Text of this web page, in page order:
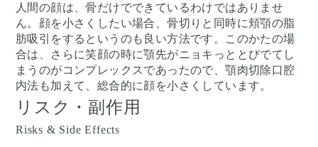
人間の顔は、骨だけでできているわけではありませ
ん。顔を小さくしたい場合、骨切りと同時に頬顎の脂
肪吸引をするというのも良い方法です。このかたの場
合は、さらに笑顔の時に顎先がニョキっととびでてし
まうのがコンプレックスであったので、顎肉切除口腔
内法も加えて、総合的に顔を小さくしています。
リスク・副作用
Risks & Side Effects